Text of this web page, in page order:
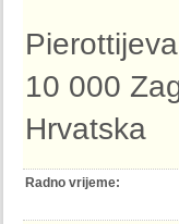
10 000
Hrvatska
Radno vrijeme: